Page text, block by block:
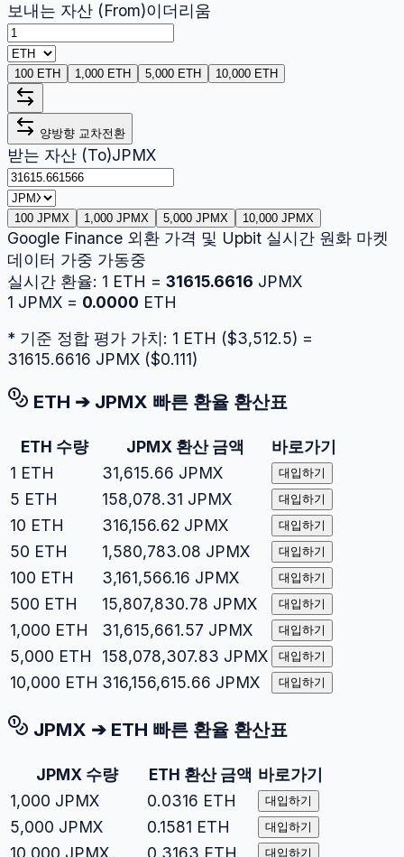
보내는 자산 (From)이더리움
100 ETH 1,000 ETH 5,000 ETH 10,000 ETH
양방향 교차전환
받는 자산 (To)JPMX
100 JPMX 1,000 JPMX 5,000 JPMX 10,000 JPMX
Google Finance 외환 가격 및 Upbit 실시간 원화 마켓
데이터 가중 가동중
실시간 환율: 1 ETH = 31615.6616 JPMX
1 JPMX = 0.0000 ETH
* 기준 정합 평가 가치: 1 ETH ($3,512.5) =
31615.6616 JPMX ($0.111)
ETH ➔ JPMX 빠른 환율 환산표
ETH 수량 JPMX 환산 금액
바로가기
1 ETH 31,615.66 JPMX 대입하기
5 ETH 158,078.31 JPMX 대입하기
10 ETH 316,156.62 JPMX 대입하기
50 ETH 1,580,783.08 JPMX 대입하기
100 ETH 3,161,566.16 JPMX 대입하기
500 ETH 15,807,830.78 JPMX 대입하기
1,000 ETH 31,615,661.57 JPMX 대입하기
5,000 ETH 158,078,307.83 JPMX 대입하기
10,000 ETH 316,156,615.66 JPMX 대입하기
JPMX ➔ ETH 빠른 환율 환산표
JPMX 수량 ETH 환산 금액 바로가기
1,000 JPMX 0.0316 ETH 대입하기
5,000 JPMX 0.1581 ETH 대입하기
10,000 JPMX 0.3163 ETH 대입하기